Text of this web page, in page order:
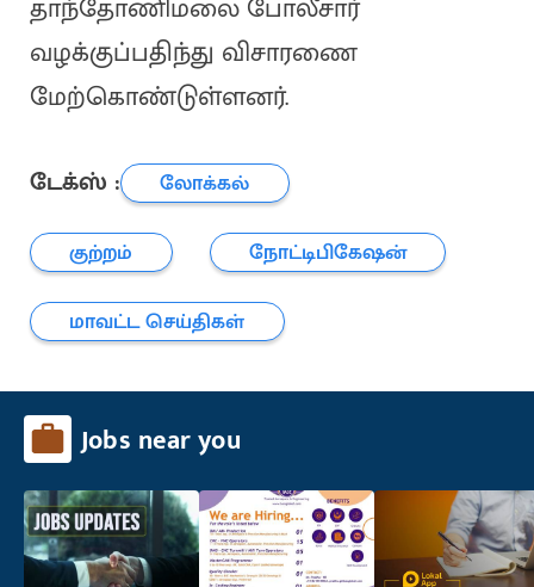
தாந்தோணிமலை போலீசார்
வழக்குப்பதிந்து விசாரணை
மேற்கொண்டுள்ளனர்.
டேக்ஸ் :
லோக்கல்
குற்றம்
நோட்டிபிகேஷன்
மாவட்ட செய்திகள்
Jobs near you